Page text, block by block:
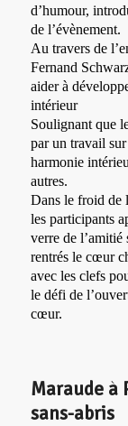
d’humour,
de l’évènement.
Au travers de
Fernand
aider à
intérieur
Soulignant que
par un travail
harmonie
autres.
Dans le froid de
les participants
verre de l’amitié
rentrés le cœur
avec les clefs
le défi de
cœur.
Maraude à
sans-abris